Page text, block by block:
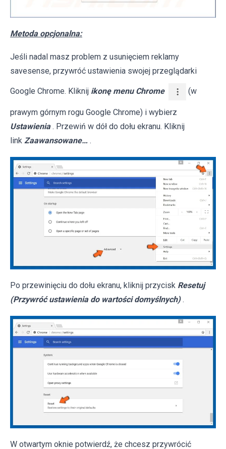
Metoda opcjonalna:
Jeśli nadal masz problem z usunięciem reklamy
savesense, przywróć ustawienia swojej przeglądarki
Google Chrome. Kliknij ikonę menu Chrome (w
prawym górnym rogu Google Chrome) i wybierz
Ustawienia . Przewiń w dół do dołu ekranu. Kliknij
link Zaawansowane… .
Po przewinięciu do dołu ekranu, kliknij przycisk Resetuj
(Przywróć ustawienia do wartości domyślnych) .
W otwartym oknie potwierdź, że chcesz przywrócić